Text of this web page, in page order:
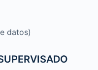
datos)